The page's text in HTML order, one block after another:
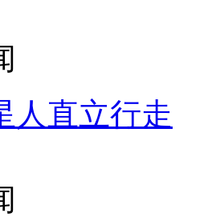
人直立行走